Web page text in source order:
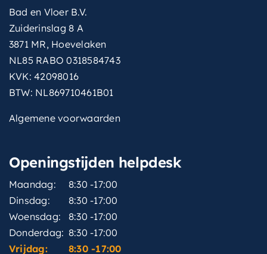
Bad en Vloer B.V.
Zuiderinslag 8 A
3871 MR, Hoevelaken
NL85 RABO 0318584743
KVK: 42098016
BTW: NL869710461B01
Algemene voorwaarden
Openingstijden helpdesk
Maandag:
8:30 -17:00
Dinsdag:
8:30 -17:00
Woensdag:
8:30 -17:00
Donderdag: 8:30 -17:00
Vrijdag:
8:30 -17:00